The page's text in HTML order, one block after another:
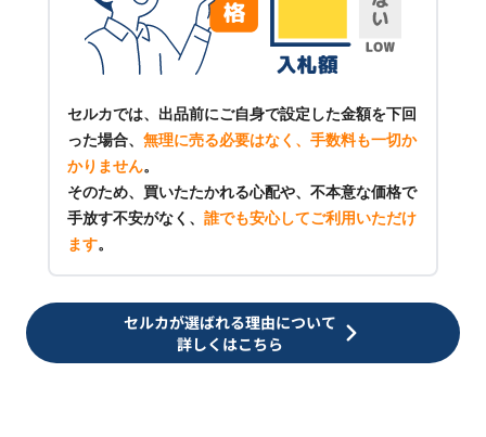
セルカでは、出品前にご自身で設定した金額を下回
った場合、 無理に売る必要はなく、手数料も一切か
かりません。
そのため、買いたたかれる心配や、不本意な価格で
手放す不安がなく、 誰でも安心してご利用いただけ
ます。
セルカが選ばれる理由について
詳しくはこちら